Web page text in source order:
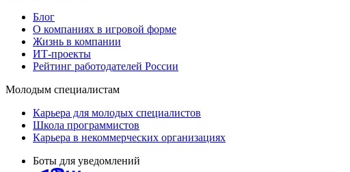
Блог
О компаниях в игровой форме
Жизнь в компании
ИТ-проекты
Рейтинг работодателей России
Молодым специалистам
Карьера для молодых специалистов
Школа программистов
Карьера в некоммерческих организациях
Боты для уведомлений